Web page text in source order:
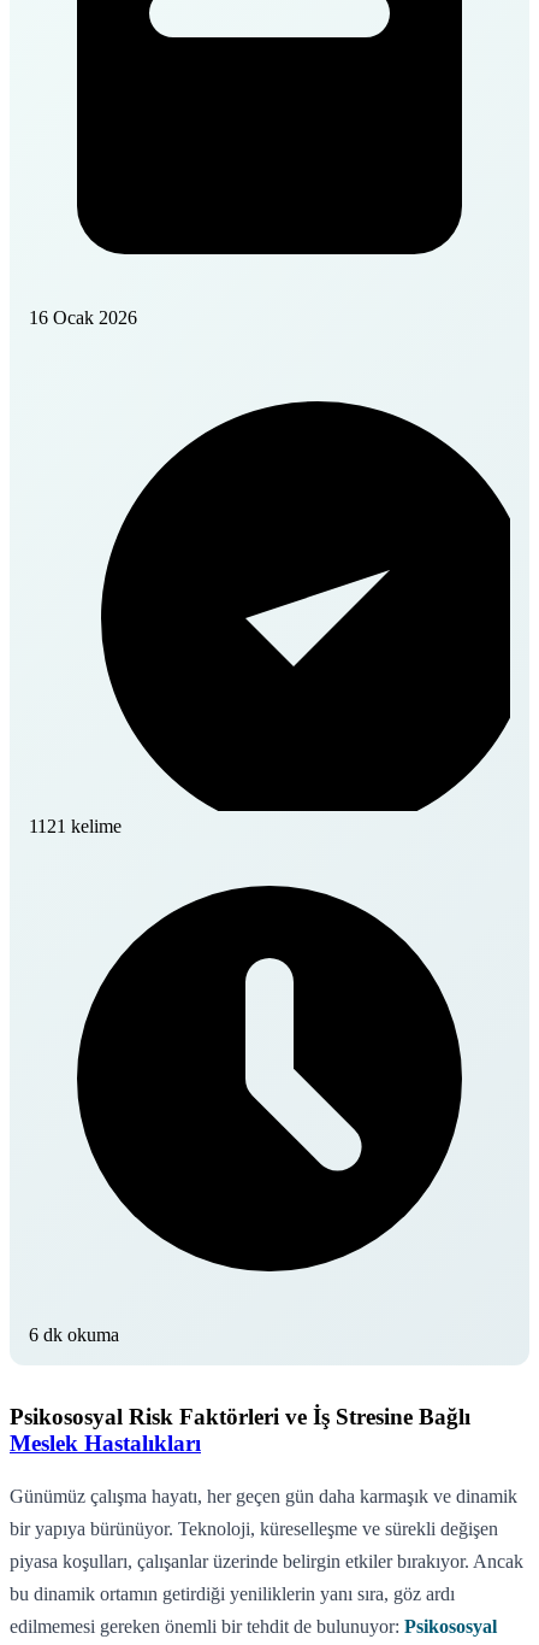
16 Ocak 2026
1121 kelime
6 dk okuma
Psikososyal Risk Faktörleri ve İş Stresine Bağlı
Meslek Hastalıkları
Günümüz çalışma hayatı, her geçen gün daha karmaşık ve dinamik
bir yapıya bürünüyor. Teknoloji, küreselleşme ve sürekli değişen
piyasa koşulları, çalışanlar üzerinde belirgin etkiler bırakıyor. Ancak
bu dinamik ortamın getirdiği yeniliklerin yanı sıra, göz ardı
edilmemesi gereken önemli bir tehdit de bulunuyor: Psikososyal